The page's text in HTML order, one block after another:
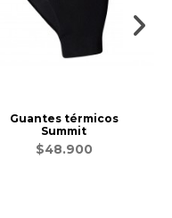
Guantes térmicos
Summit
$48.900